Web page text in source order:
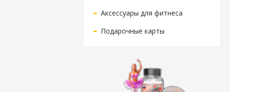
Аксессуары для фитнеса
Подарочные карты